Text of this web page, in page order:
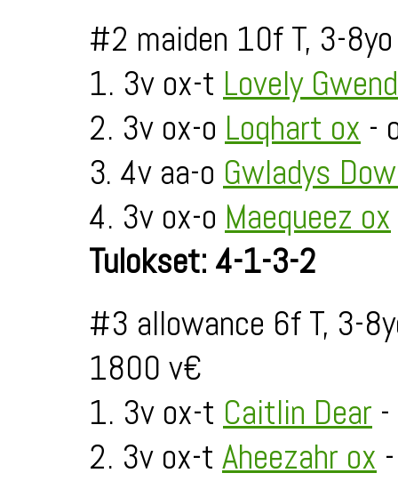
#2 maiden 10f T, 3-
1. 3v ox-t Lovely
2. 3v ox-o Loqhart ox -
3. 4v aa-o Gwladys
4. 3v ox-o Maequeez ox
Tulokset: 4-1-3-2
#3 allowance 6f T, 3-
1800 v€
1. 3v ox-t Caitlin Dear
2. 3v ox-t Aheezahr ox